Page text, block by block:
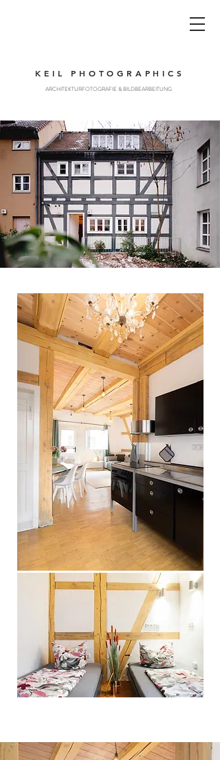
KEIL PHOTOGRAPHICS
ARCHITEKTURFOTOGRAFIE & BILDBEARBEITUNG